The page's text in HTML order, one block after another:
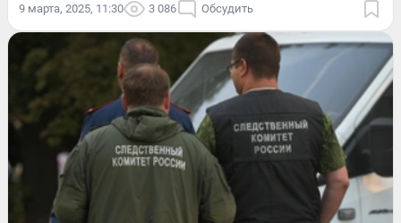
9 марта, 2025, 11:30 3 086 Обсудить